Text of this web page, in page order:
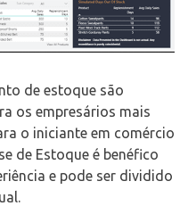
de estoque são
os empresários mais
o iniciante em comércio
de Estoque é benéfico
e pode ser dividido